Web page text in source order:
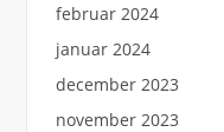
februar 2024
januar 2024
december 2023
november 2023